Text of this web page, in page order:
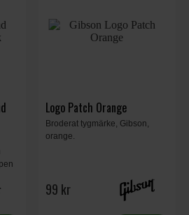
Logo Patch Orange
Broderat tygmärke, Gibson,
orange.
99 kr